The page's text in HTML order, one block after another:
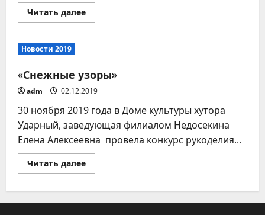
Читать далееПрочитать
больше
Новости 2019
«Снежные узоры»
adm 02.12.2019
30 ноября 2019 года в Доме культуры хутора
Ударный, заведующая филиалом Недосекина
Елена Алексеевна провела конкурс рукоделия...
Читать далееПрочитать
больше